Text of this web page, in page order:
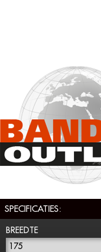
SPECIFICATIES:
BREEDTE
175